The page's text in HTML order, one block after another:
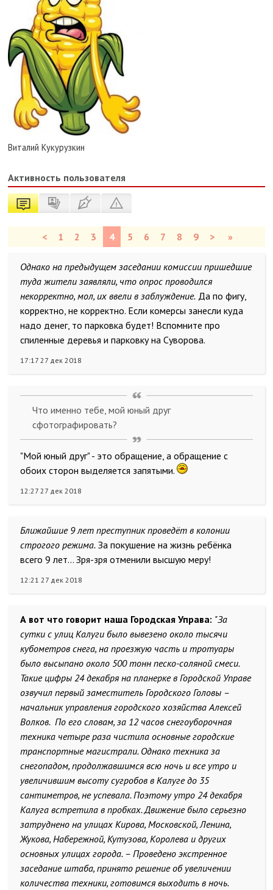
Виталий Кукурузкин
Активность пользователя
< 1 2 3 4 5 6 7 8 9 > »
Однако на предыдущем заседании комиссии пришедшие
туда жители заявляли, что опрос проводился
некорректно, мол, их ввели в заблуждение. Да по фигу,
корректно, не корректно. Если комерсы занесли куда
надо денег, то парковка будет! Вспомните про
спиленные деревья и парковку на Суворова.
17:17 27 дек 2018
Что именно тебе, мой юный друг
сфотографировать?
"Мой юный друг" - это обращение, а обращение с
обоих сторон выделяется запятыми.
12:27 27 дек 2018
Ближайшие 9 лет преступник проведёт в колонии
строгого режима. За покушение на жизнь ребёнка
всего 9 лет... Зря-зря отменили высшую меру!
12:21 27 дек 2018
А вот что говорит наша Городская Управа: "За
сутки с улиц Калуги было вывезено около тысячи
кубометров снега, на проезжую часть и тротуары
было высыпано около 500 тонн песко-соляной смеси.
Такие цифры 24 декабря на планерке в Городской Управе
озвучил первый заместитель Городского Головы –
начальник управления городского хозяйства Алексей
Волков. По его словам, за 12 часов снегоуборочная
техника четыре раза чистила основные городские
транспортные магистрали. Однако техника за
снегопадом, продолжавшимся всю ночь и все утро и
увеличившим высоту сугробов в Калуге до 35
сантиметров, не успевала. Поэтому утро 24 декабря
Калуга встретила в пробках. Движение было серьезно
затруднено на улицах Кирова, Московской, Ленина,
Жукова, Набережной, Кутузова, Королева и других
основных улицах города. – Проведено экстренное
заседание штаба, принято решение об увеличении
количества техники, готовимся выходить в ночь.